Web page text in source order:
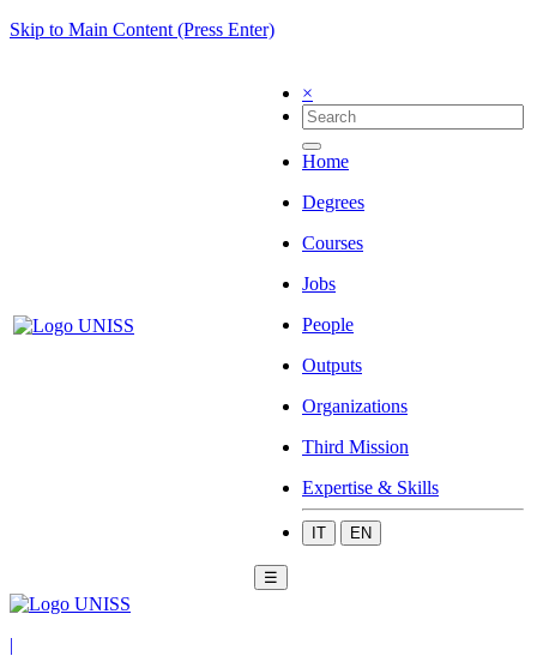
Skip to Main Content (Press Enter)
×
Home
Degrees
Courses
Jobs
People
Outputs
Organizations
Third Mission
Expertise & Skills
IT EN
☰
|